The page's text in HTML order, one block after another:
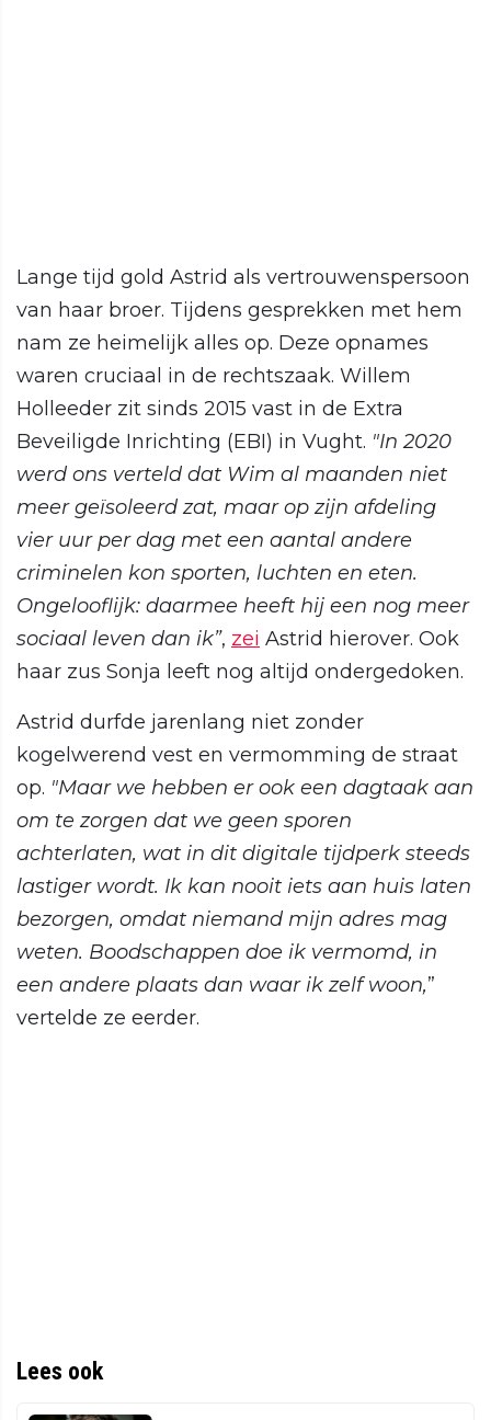
Lange tijd gold Astrid als vertrouwenspersoon
van haar broer. Tijdens gesprekken met hem
nam ze heimelijk alles op. Deze opnames
waren cruciaal in de rechtszaak. Willem
Holleeder zit sinds 2015 vast in de Extra
Beveiligde Inrichting (EBI) in Vught. "In 2020
werd ons verteld dat Wim al maanden niet
meer geïsoleerd zat, maar op zijn afdeling
vier uur per dag met een aantal andere
criminelen kon sporten, luchten en eten.
Ongelooflijk: daarmee heeft hij een nog meer
sociaal leven dan ik”, zei Astrid hierover. Ook
haar zus Sonja leeft nog altijd ondergedoken.
Astrid durfde jarenlang niet zonder
kogelwerend vest en vermomming de straat
op. "Maar we hebben er ook een dagtaak aan
om te zorgen dat we geen sporen
achterlaten, wat in dit digitale tijdperk steeds
lastiger wordt. Ik kan nooit iets aan huis laten
bezorgen, omdat niemand mijn adres mag
weten. Boodschappen doe ik vermomd, in
een andere plaats dan waar ik zelf woon,”
vertelde ze eerder.
Lees ook